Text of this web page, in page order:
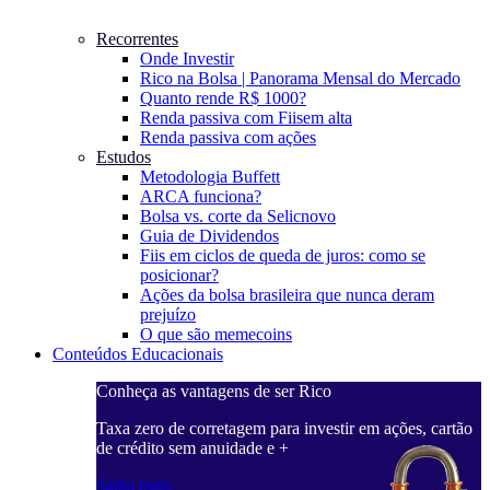
Recorrentes
Onde Investir
Rico na Bolsa | Panorama Mensal do Mercado
Quanto rende R$ 1000?
Renda passiva com Fiisem alta
Renda passiva com ações
Estudos
Metodologia Buffett
ARCA funciona?
Bolsa vs. corte da Selicnovo
Guia de Dividendos
Fiis em ciclos de queda de juros: como se
posicionar?
Ações da bolsa brasileira que nunca deram
prejuízo
O que são memecoins
Conteúdos Educacionais
Conheça as vantagens de ser Rico
Taxa zero de corretagem para investir em ações, cartão
de crédito sem anuidade e +
Saiba mais